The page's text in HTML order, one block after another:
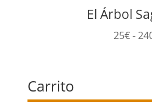
El Árbol
25€-
Carrito